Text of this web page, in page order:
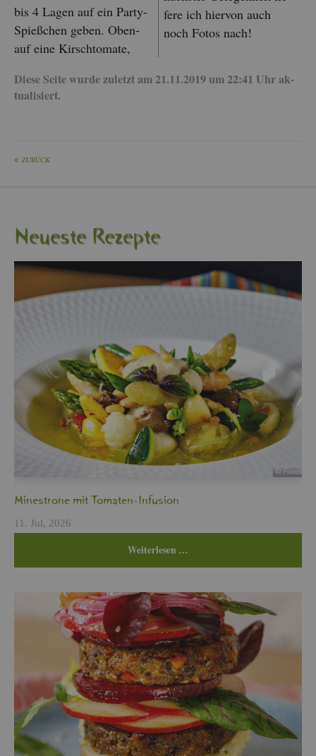
bis 4 Lagen auf ein Party-
Spie­ßchen geben. Oben­
auf eine Kirsch­to­ma­te,
fe­re ich hier­von auch
noch Fotos nach!
Diese Seite wurde zu­letzt am 21.11.2019 um 22:41 Uhr ak­
tua­li­siert.
ZU­RÜCK
Neu­es­te Re­zep­te
Min­es­tro­ne mit To­ma­ten-In­fu­si­on
11. Jul, 2026
Wei­ter­le­sen …